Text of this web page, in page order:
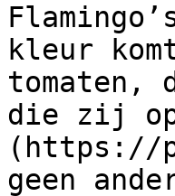
kleur
tomaten,
die zij
(https://
geen